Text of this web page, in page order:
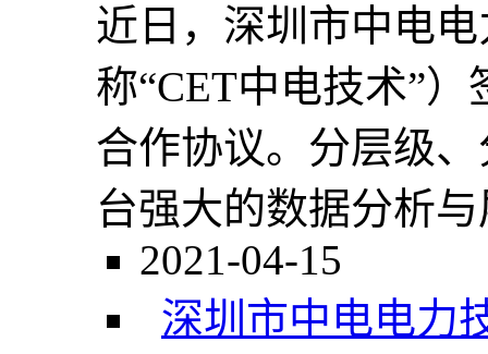
近日，深圳市中电
称“CET中电技术”
合作协议。分层级
台强大的数据分析
2021-04-15
深圳市中电电力